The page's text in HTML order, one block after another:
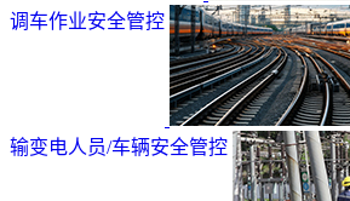
调车作业安全管控
输变电人员/车辆安全管控